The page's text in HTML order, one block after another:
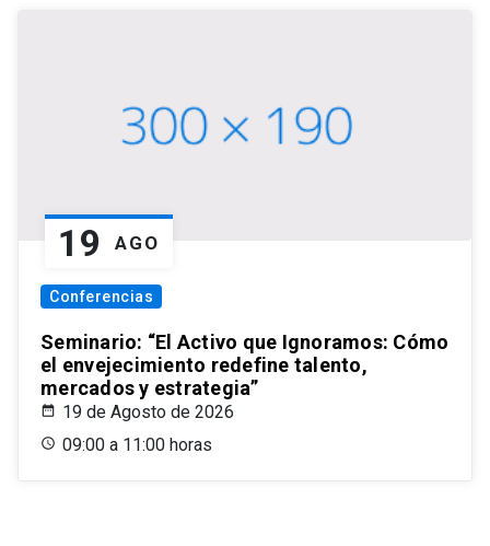
19 AGO
Conferencias
Seminario: “El Activo que Ignoramos: Cómo
el envejecimiento redefine talento,
mercados y estrategia”
19 de Agosto de 2026
09:00 a 11:00 horas